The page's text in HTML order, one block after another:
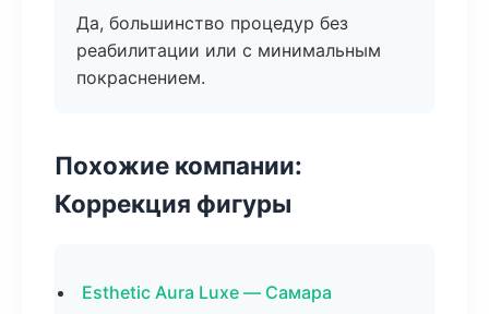
Да, большинство процедур без
реабилитации или с минимальным
покраснением.
Похожие компании:
Коррекция фигуры
Esthetic Aura Luxe — Самара